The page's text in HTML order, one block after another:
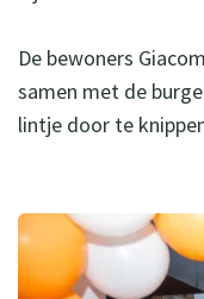
De bewoners
samen met de
lintje door te